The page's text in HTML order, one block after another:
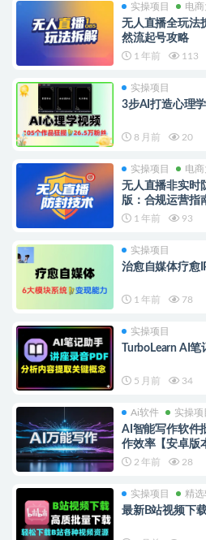
实操项目 电商
无人直播全玩法
然流起号攻略
1 年前 113
实操项目
3步AI打造心理
8 月前 20
实操项目 电商
无人直播非实时
版：合规运营指
1 年前 93
实操项目
治愈自媒体疗愈
1 年前 78
实操项目
TurboLearn AI笔
5 月前 34
Ai软件 实操项
AI智能写作软件
作效率【安卓版
2 年前 28
实操项目 精
最新B站视频下